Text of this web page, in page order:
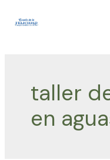
taller
en